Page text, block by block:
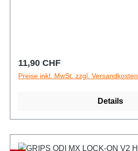
Regulärer Preis:
11,90 CHF
Preise inkl. MwSt. zzgl. Versandkosten
Details